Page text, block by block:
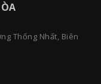
Thống Nhất, Biên